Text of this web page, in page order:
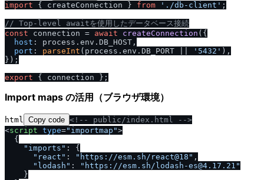
import { createConnection } from '. /db-client' ;
// Top-level awaitを使用したデータベース接続
const connection = await createConnection ({
host : process. env . DB_HOST ,
port : parseInt (process. env . DB_PORT '5432' ),
});
export
Import maps の活用（ブラウザ環境）
html Copy code <!-- public/index.html -->
<script type="importmap">
  {
"imports" : {
"react" : "https://esm.sh/react@18" ,
"lodash" :
"https://esm.sh/lodash-es@4.17.21"
    }